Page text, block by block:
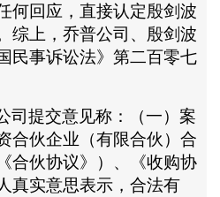
何回应，直接认定殷剑波
综上，乔普公司、殷剑波
民事诉讼法》第二百零七
司提交意见称：（一）案
合伙企业（有限合伙）合
合伙协议》）、《收购协
真实意思表示，合法有